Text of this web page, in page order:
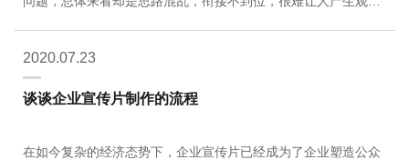
2020.07.23
谈谈企业宣传片制作的流程
在如今复杂的经济态势下，企业宣传片已经成为了企业塑造公众